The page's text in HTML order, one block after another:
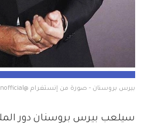
بيرس بروسنان - صورة من إنستغرام @piercebrosnanofficial
سيلعب بيرس بروسنان دور